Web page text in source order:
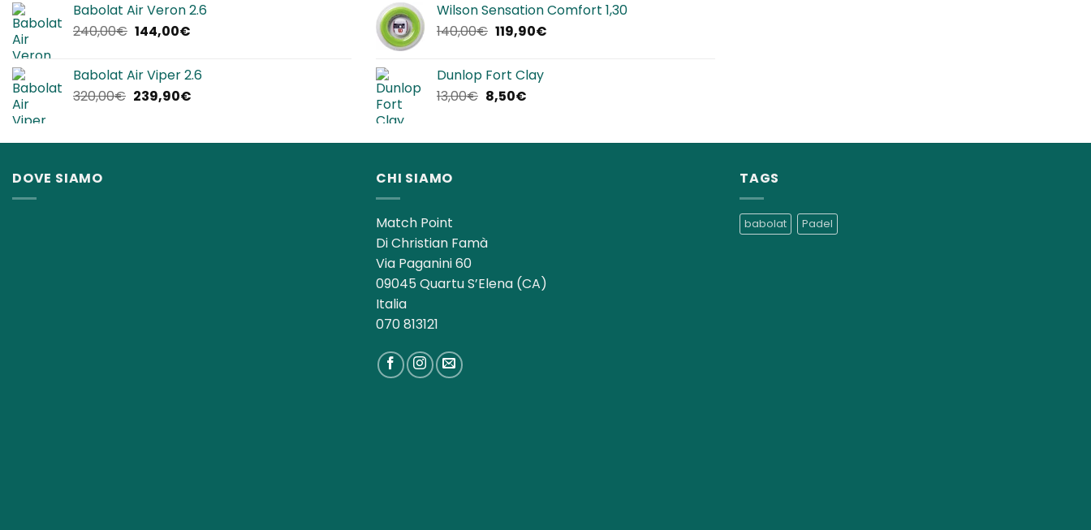
era:
220,00€.
è:
134,90€.
Babolat Air Veron 2.6
240,00€ Il
era:
240,00€.
144,00€Il
è:
144,00€.
Babolat Air Viper 2.6
320,00€ Il
era:
239,90€Il
è:
era:
25,00€.
è:
22,90€.
Wilson Sensation Comfort 1,30
140,00€ Il
era:
140,00€.
119,90€Il
Dunlop Fort Clay
13,00€ Il
era:
8,50€Il
è:
DOVE SIAMO CHI SIAMO
Match Point
Di Christian Famà
Via Paganini 60
09045 Quartu S’Elena (CA)
Italia
070 813121
TAGS
babolat Padel